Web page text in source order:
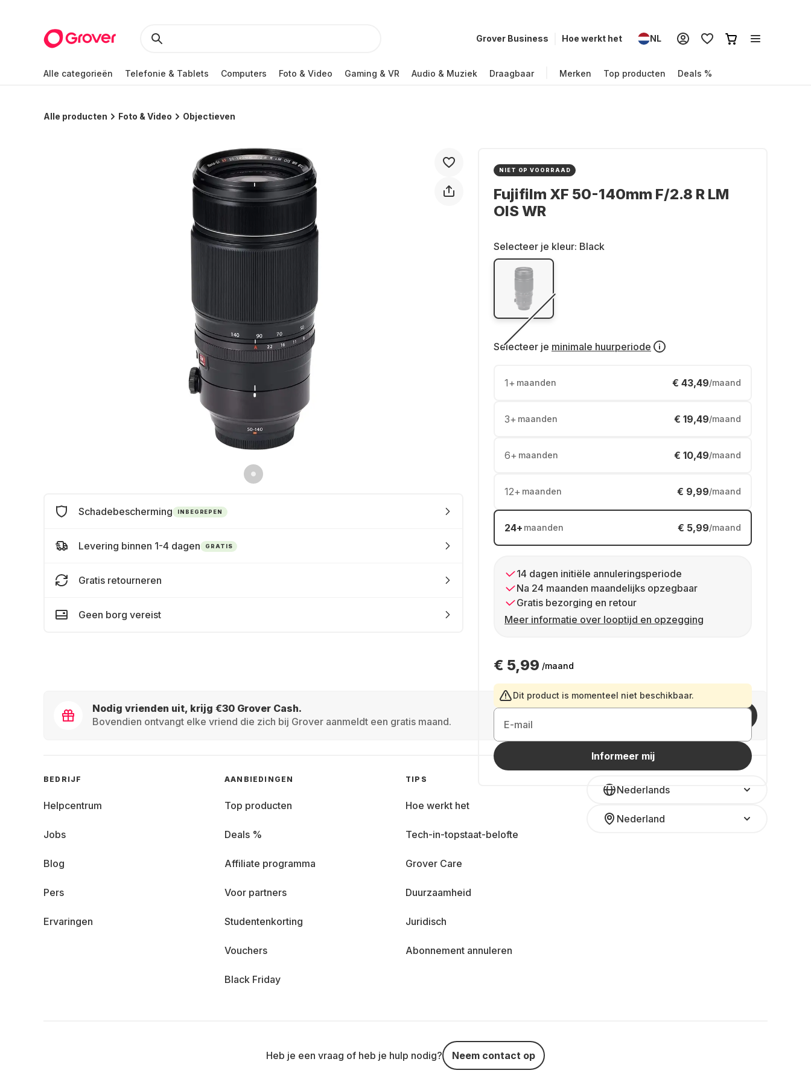
Grover Business Hoe werkt het NL
Alle categorieën Telefonie & Tablets Computers Foto & Video Gaming & VR Audio & Muziek Draagbaar Merken Top producten Deals %
Alle producten Foto & Video Objectieven
NIET OP VOORRAAD
Fujifilm XF 50-140mm F/2.8 R LM
OIS WR
Selecteer je kleur: Black
Selecteer je minimale huurperiode
1+ maanden € 43,49/maand
3+ maanden € 19,49/maand
6+ maanden € 10,49/maand
12+ maanden € 9,99/maand
24+ maanden € 5,99/maand
14 dagen initiële annuleringsperiode
Na 24 maanden maandelijks opzegbaar
Gratis bezorging en retour
Meer informatie over looptijd en opzegging
€ 5,99 /maand
Dit product is momenteel niet beschikbaar.
E-mail
Informeer mij
Schadebescherming INBEGREPEN
Levering binnen 1-4 dagen GRATIS
Gratis retourneren
Geen borg vereist
Nodig vrienden uit, krijg €30 Grover Cash.
Bovendien ontvangt elke vriend die zich bij Grover aanmeldt een gratis maand.
Nederlands
Nederland
BEDRIJF
Helpcentrum
Jobs
Blog
Pers
Ervaringen
AANBIEDINGEN
Top producten
Deals %
Affiliate programma
Voor partners
Studentenkorting
Vouchers
Black Friday
TIPS
Hoe werkt het
Tech-in-topstaat-belofte
Grover Care
Duurzaamheid
Juridisch
Abonnement annuleren
Heb je een vraag of heb je hulp nodig? Neem contact op